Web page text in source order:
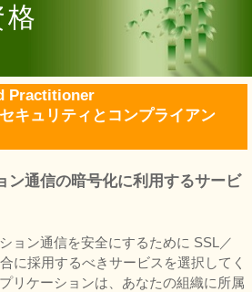
Practitioner
キュリティとコンプライアン
ン通信の暗号化に利用するサービ
ョン通信を安全にするために SSL／
に採用するべきサービスを選択してく
リケーションは、あなたの組織に所属